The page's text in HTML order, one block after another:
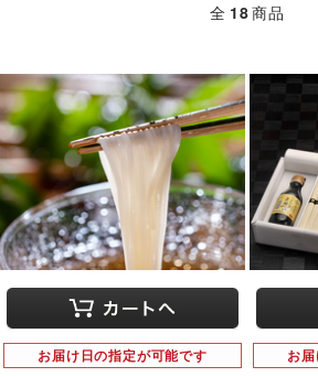
全 18商品
お届け日の指定が可能です お